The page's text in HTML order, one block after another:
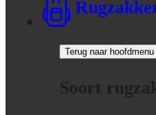
Terug naar hoofdmenu
Soort